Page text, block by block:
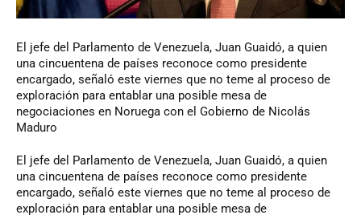
El jefe del Parlamento de Venezuela, Juan Guaidó, a quien
una cincuentena de países reconoce como presidente
encargado, señaló este viernes que no teme al proceso de
exploración para entablar una posible mesa de
negociaciones en Noruega con el Gobierno de Nicolás
Maduro
El jefe del Parlamento de Venezuela, Juan Guaidó, a quien
una cincuentena de países reconoce como presidente
encargado, señaló este viernes que no teme al proceso de
exploración para entablar una posible mesa de